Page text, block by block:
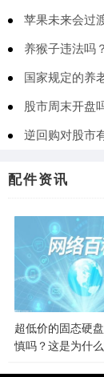
苹果未来会过
养猴子违法吗
国家规定的养
股市周末开盘
逆回购对股市
配件资讯
超低价的固态硬
慎吗？这是为什